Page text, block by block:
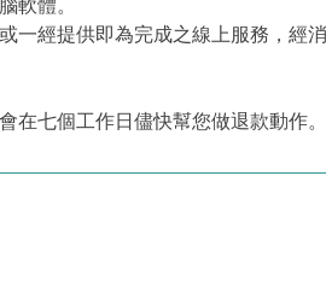
軟體。
一經提供即為完成之線上服務，經
在七個工作日儘快幫您做退款動作